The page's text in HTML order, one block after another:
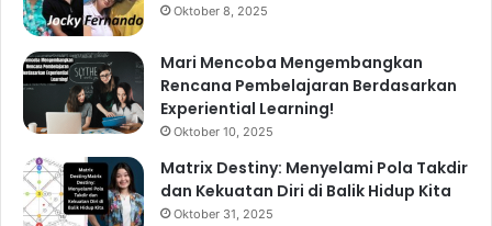
Oktober 8, 2025
Mari Mencoba Mengembangkan
Rencana Pembelajaran Berdasarkan
Experiential Learning!
Oktober 10, 2025
Matrix Destiny: Menyelami Pola Takdir
dan Kekuatan Diri di Balik Hidup Kita
Oktober 31, 2025